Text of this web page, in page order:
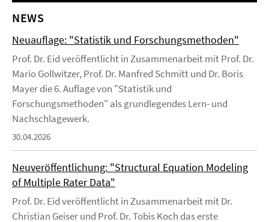
NEWS
Neuauflage: "Statistik und Forschungsmethoden"
Prof. Dr. Eid veröffentlicht in Zusammenarbeit mit Prof. Dr.
Mario Gollwitzer, Prof. Dr. Manfred Schmitt und Dr. Boris
Mayer die 6. Auflage von "Statistik und
Forschungsmethoden" als grundlegendes Lern- und
Nachschlagewerk.
30.04.2026
Neuveröffentlichung: "Structural Equation Modeling
of Multiple Rater Data"
Prof. Dr. Eid veröffentlicht in Zusammenarbeit mit Dr.
Christian Geiser und Prof. Dr. Tobis Koch das erste